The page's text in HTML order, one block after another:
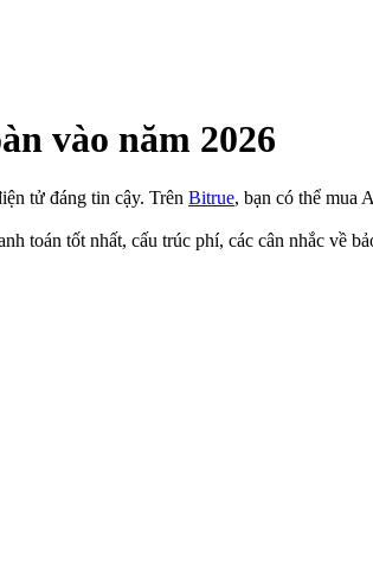
vào năm 2026
tử đáng tin cậy. Trên Bitrue, bạn có thể mua
toán tốt nhất, cấu trúc phí, các cân nhắc về